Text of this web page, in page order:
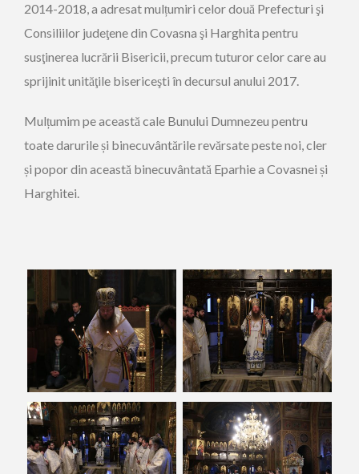
2014-2018, a adresat mulțumiri celor două Prefecturi şi
Consiliilor judeţene din Covasna şi Harghita pentru
susţinerea lucrării Bisericii, precum tuturor celor care au
sprijinit unităţile bisericeşti în decursul anului 2017.
Mulțumim pe această cale Bunului Dumnezeu pentru
toate darurile și binecuvântările revărsate peste noi, cler
și popor din această binecuvântată Eparhie a Covasnei și
Harghitei.